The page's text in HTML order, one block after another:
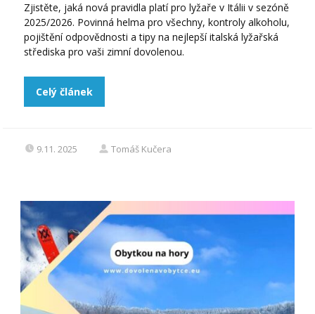
Zjistěte, jaká nová pravidla platí pro lyžaře v Itálii v sezóně
2025/2026. Povinná helma pro všechny, kontroly alkoholu,
pojištění odpovědnosti a tipy na nejlepší italská lyžařská
střediska pro vaši zimní dovolenou.
Celý článek
9.11. 2025 Tomáš Kučera